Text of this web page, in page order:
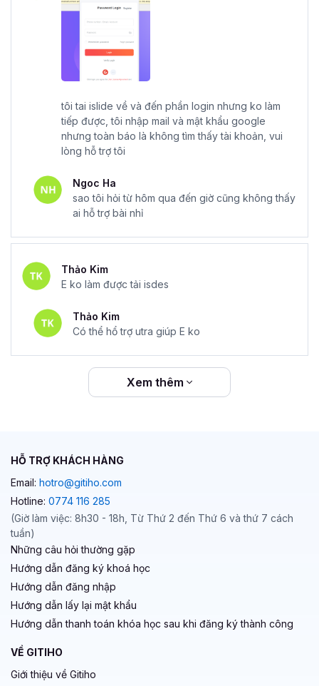
tôi tai islide về và đến phần login nhưng ko làm
tiếp được, tôi nhập mail và mật khẩu google
nhưng toàn báo là không tìm thấy tài khoản, vui
lòng hỗ trợ tôi
Ngoc Ha
sao tôi hỏi từ hôm qua đến giờ cũng không thấy
ai hỗ trợ bài nhỉ
Thảo Kim
E ko làm được tải isdes
Thảo Kim
Có thể hổ trợ utra giúp E ko
Xem thêm
HỖ TRỢ KHÁCH HÀNG
Email: hotro@gitiho.com
Hotline: 0774 116 285
(Giờ làm việc: 8h30 - 18h, Từ Thứ 2 đến Thứ 6 và thứ 7 cách
tuần)
Những câu hỏi thường gặp
Hướng dẫn đăng ký khoá học
Hướng dẫn đăng nhập
Hướng dẫn lấy lại mật khẩu
Hướng dẫn thanh toán khóa học sau khi đăng ký thành công
VỀ GITIHO
Giới thiệu về Gitiho